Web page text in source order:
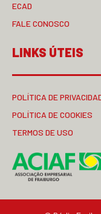
ECAD
FALE CONOSCO
LINKS ÚTEIS
POLÍTICA DE
POLÍTICA DE COOKIES
TERMOS DE USO